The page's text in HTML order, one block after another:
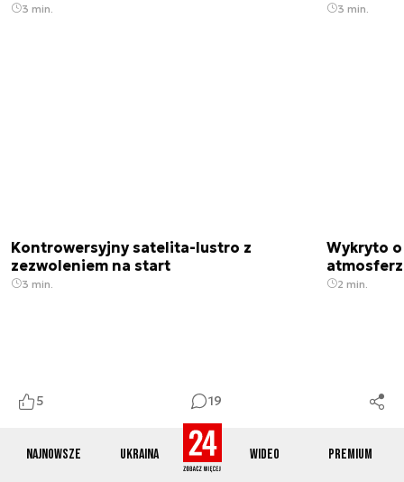
Najnowsze Ukraina Wideo Premium
5 19
3 min. 3 min.
Kontrowersyjny satelita-lustro z
zezwoleniem na start
3 min.
Wykryto
2 min.